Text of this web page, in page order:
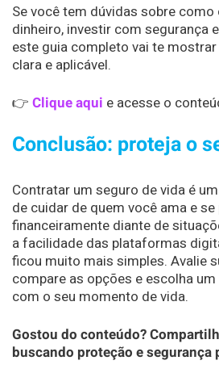
Se você tem dúvidas sobre como
dinheiro, investir com segurança
este guia completo vai te
clara e aplicável.
👉 Clique aqui e acesse o
Conclusão: proteja o
Contratar um seguro de vida é
de cuidar de quem você ama e se
financeiramente diante de
a facilidade das plataformas
ficou muito mais simples. Avalie
compare as opções e escolha
com o seu momento de vida.
Gostou do conteúdo?
buscando proteção e segurança